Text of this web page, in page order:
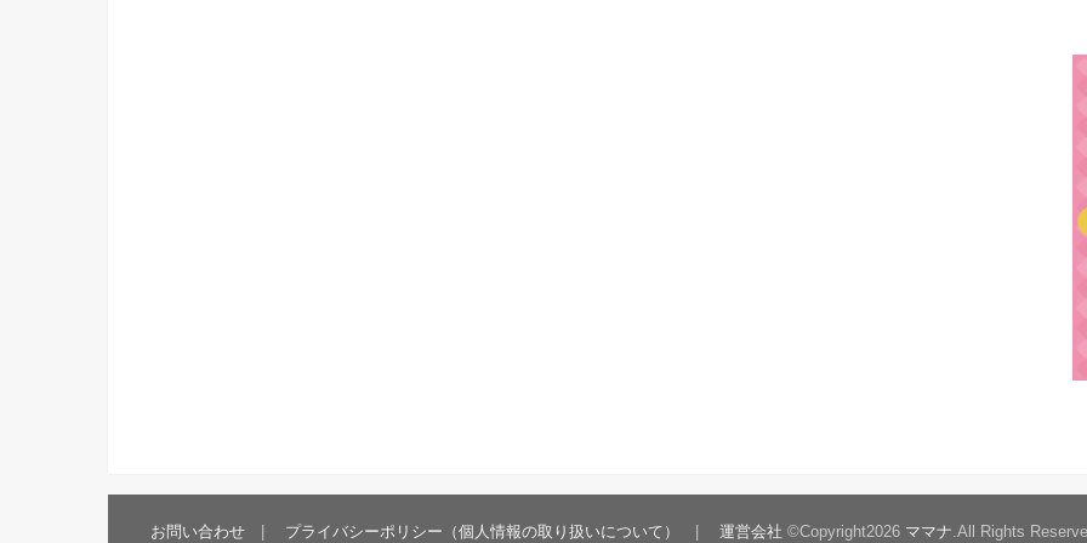
お問い合わせ プライバシーポリシー（個人情報の取り扱いについて） 運営会社 ©Copyright2026 ママナ .All Rights